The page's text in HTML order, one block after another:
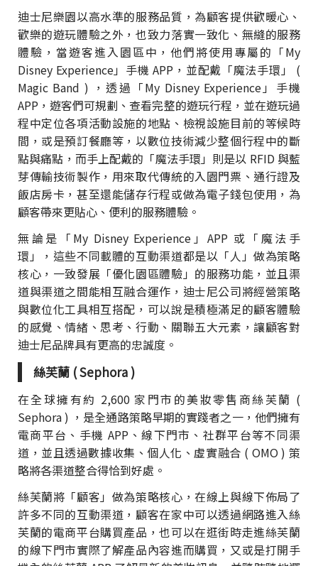
迪士尼樂園以高水準的服務品質，為顧客提供歡暖心、
歡樂的遊玩體驗之外，也致力落實一致化、無縫的服務
體驗，當遊客進入園區中，他們將使用專屬的「My
Disney Experience」手機 APP，並配戴「魔法手環」 (
Magic Band ) ，透過「My Disney Experience」手機
APP，遊客們可規劃、查看完整的遊玩行程，並在遊玩過
程中定位各項活動設施的地點、檢視設施目前的等候時
間，或是預訂餐廳等，以數位技術減少整個行程中的斷
點與痛點，而手上配戴的「魔法手環」則是以 RFID 與藍
芽傳輸技術製作，用來取代傳統的入園門票、通行證及
飯店房卡，甚至還能儲存行程或做為電子錢包使用，為
顧客帶來更貼心、便利的服務體驗。
無論是「My Disney Experience」APP 或「魔法手
環」，這些不同載體的互動渠道都是以「人」做為策略
核心，一致發展「優化園區體驗」的服務功能，並且渠
道與渠道之間能相互融合運作，迪士尼公司將經營策略
與數位化工具相互搭配，可以說是積極滿足的顧客體驗
的感覺、情緒、思考、行動、關聯五大元素，讓顧客對
迪士尼品牌具有更高的忠誠度。
絲芙蘭 ( Sephora )
在全球擁有約 2,600 家門市的美妝零售商絲芙蘭 (
Sephora ) ，是全通路策略早期的實踐者之一，他們擁有
電商平台、手機 APP、線下門市、社群平台等不同渠
道，並且透過數據收集、個人化、虛實融合 ( OMO ) 策
略將各渠道整合得恰到好處。
絲芙蘭將「顧客」做為策略核心，在線上與線下佈局了
許多不同的互動渠道，顧客在家中可以透過網路進入絲
芙蘭的電商平台購買產品，也可以在逛街時走進絲芙蘭
的線下門市實際了解產品內容進而購買，又或是打開手